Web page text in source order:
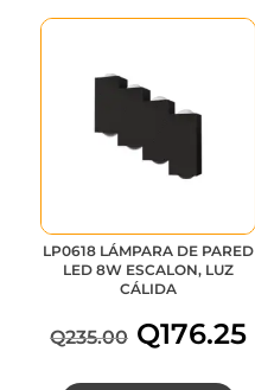
LP0618 LÁMPARA DE PARED
LED 8W ESCALON, LUZ
CÁLIDA
Q235.00 Q176.25